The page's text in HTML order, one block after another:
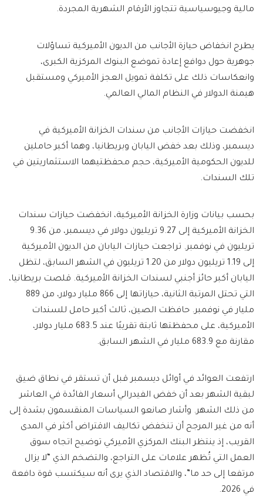
مالية وجيوسياسية تتجاوز الأرقام الشهرية المجردة.
يطرح انخفاض حيازة الأجانب من الديون الأميركية تساؤلات
جوهرية حول دوافع إعادة تموضع البنوك المركزية الكبرى،
وانعكاسات ذلك على تكلفة تمويل العجز الأميركي ومستقبل
هيمنة الدولار في النظام المالي العالمي.
انخفضت حيازات الأجانب من سندات الخزانة الأميركية في
ديسمبر، وذلك بعد خفض اليابان وبريطانيا، وهما أكبر حاملين
للديون الحكومية الأميركية، حجم محفظتيهما الاستثماريتين في
تلك السندات.
بحسب بيانات وزارة الخزانة الأميركية، انخفضت حيازات سندات
الخزانة الأميركية إلى 9.27 تريليون دولار في ديسمبر، من 9.36
تريليون في نوفمبر. تراجعت حيازات اليابان من الديون الأميركية
إلى 1.19 تريليون دولار من 1.20 تريليون في الشهر السابق، لتظل
اليابان أكبر حائز أجنبي لسندات الخزانة الأميركية. قلصت بريطانيا،
التي تحتل المرتبة الثانية، حيازاتها إلى 866 مليار دولار، من 889
مليار في نوفمبر. حافظت الصين، ثالث أكبر حامل للسندات
الأميركية، على محفظتها ثابتة تقريبًا عند 683.5 مليار دولار،
مقارنة مع 683.9 مليار في الشهر السابق.
ارتفعت العوائد في أوائل ديسمبر قبل أن تستقر في نطاق ضيق
لبقية الشهر بعد أن خفض الفيدرالي أسعار الفائدة في العاشر
من ذلك الشهر. وأشار صانعو السياسات المنقسمون بشدة إلى
أنه من غير المرجح أن تنخفض تكاليف الاقتراض أكثر في المدى
القريب، إذ ينتظر البنك المركزي الأميركي توضيح اتجاه سوق
العمل التي تُظهر علامات على التراجع، والتضخم الذي “لا يزال
مرتفعا إلى حد ما”، والاقتصاد الذي يرى أنه سيكتسب قوة دافعة
في 2026.